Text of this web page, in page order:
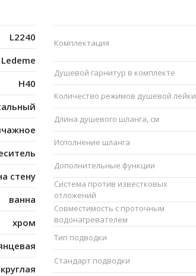
L2240
Ledeme
H40
стену
ванна
хром
Комплектация
Душевой гарнитур в комплекте
Количество режимов душевой лейки
Длина душевого шланга, см
Исполнение шланга
Дополнительные функции
Система против известковых
отложений
Совместимость с проточным
водонагревателем
Тип подводки
Стандарт подводки